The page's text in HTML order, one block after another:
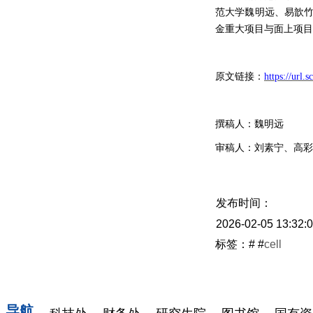
范大学魏明远、易歆
金重大项目与面上项
原文链接： https://
撰稿人： 魏明远
审稿人：刘素宁、高
发布时间：
2026-02-05
标签：# #cell